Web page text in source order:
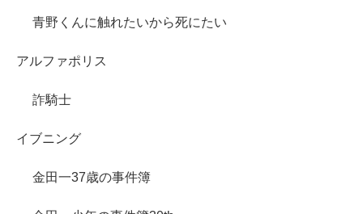
青野くんに触れたいから死にたい
アルファポリス
詐騎士
イブニング
金田一37歳の事件簿